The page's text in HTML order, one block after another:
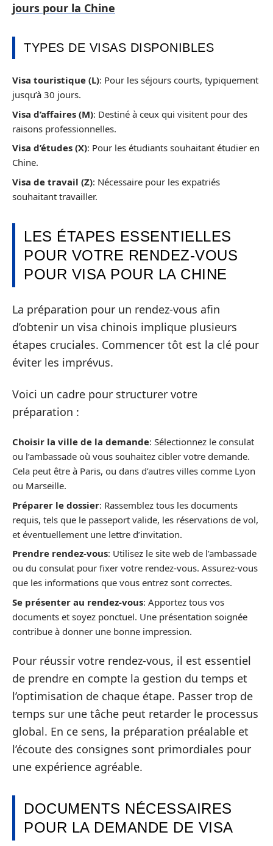
jours pour la Chine
TYPES DE VISAS DISPONIBLES
Visa touristique (L): Pour les séjours courts, typiquement
jusqu’à 30 jours.
Visa d’affaires (M): Destiné à ceux qui visitent pour des
raisons professionnelles.
Visa d’études (X): Pour les étudiants souhaitant étudier en
Chine.
Visa de travail (Z): Nécessaire pour les expatriés
souhaitant travailler.
LES ÉTAPES ESSENTIELLES
POUR VOTRE RENDEZ-VOUS
POUR VISA POUR LA CHINE
La préparation pour un rendez-vous afin
d’obtenir un visa chinois implique plusieurs
étapes cruciales. Commencer tôt est la clé pour
éviter les imprévus.
Voici un cadre pour structurer votre
préparation :
Choisir la ville de la demande: Sélectionnez le consulat
ou l’ambassade où vous souhaitez cibler votre demande.
Cela peut être à Paris, ou dans d’autres villes comme Lyon
ou Marseille.
Préparer le dossier: Rassemblez tous les documents
requis, tels que le passeport valide, les réservations de vol,
et éventuellement une lettre d’invitation.
Prendre rendez-vous: Utilisez le site web de l’ambassade
ou du consulat pour fixer votre rendez-vous. Assurez-vous
que les informations que vous entrez sont correctes.
Se présenter au rendez-vous: Apportez tous vos
documents et soyez ponctuel. Une présentation soignée
contribue à donner une bonne impression.
Pour réussir votre rendez-vous, il est essentiel
de prendre en compte la gestion du temps et
l’optimisation de chaque étape. Passer trop de
temps sur une tâche peut retarder le processus
global. En ce sens, la préparation préalable et
l’écoute des consignes sont primordiales pour
une expérience agréable.
DOCUMENTS NÉCESSAIRES
POUR LA DEMANDE DE VISA